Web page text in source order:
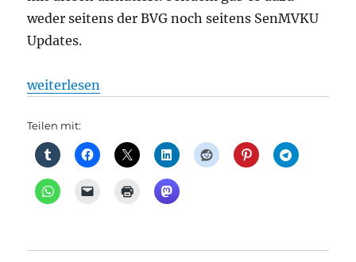
weder seitens der BVG noch seitens SenMVKU
Updates.
„Radverkehrsanlagen in der Ehrlichstraße in
weiterlesen
Teilen mit: